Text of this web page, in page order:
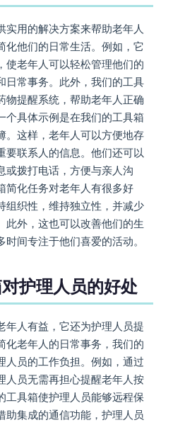
实用的解决方案来帮助老年人
化他们的日常生活。例如，它
使老年人可以轻松管理他们的
日常事务。此外，我们的工具
物提醒系统，帮助老年人正确
个具体示例是在我们的工具箱
。这样，老年人可以方便地存
要联系人的信息。他们还可以
或拨打电话，方便与亲人沟
简化任务对老年人有很多好
组织性，维持独立性，并减少
此外，这也可以改善他们的生
间专注于他们喜爱的活动。
护理人员的好处
年人有益，它还为护理人员提
化老年人的日常事务，我们的
人员的工作负担。例如，通过
人员无需再担心提醒老年人按
工具箱使护理人员能够远程保
助集成的通信功能，护理人员